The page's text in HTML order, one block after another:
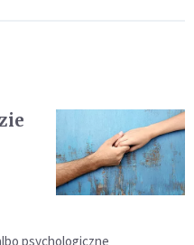
psychologiczne